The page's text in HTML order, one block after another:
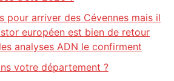
pour arriver des Cévennes mais il
européen est bien de retour
analyses ADN le confirment
votre département ?